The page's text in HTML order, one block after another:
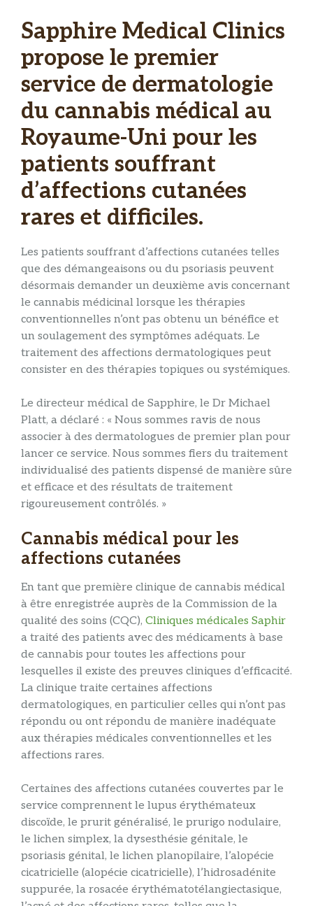
Sapphire Medical Clinics
propose le premier
service de dermatologie
du cannabis médical au
Royaume-Uni pour les
patients souffrant
d’affections cutanées
rares et difficiles.
Les patients souffrant d’affections cutanées telles
que des démangeaisons ou du psoriasis peuvent
désormais demander un deuxième avis concernant
le cannabis médicinal lorsque les thérapies
conventionnelles n’ont pas obtenu un bénéfice et
un soulagement des symptômes adéquats. Le
traitement des affections dermatologiques peut
consister en des thérapies topiques ou systémiques.
Le directeur médical de Sapphire, le Dr Michael
Platt, a déclaré : « Nous sommes ravis de nous
associer à des dermatologues de premier plan pour
lancer ce service. Nous sommes fiers du traitement
individualisé des patients dispensé de manière sûre
et efficace et des résultats de traitement
rigoureusement contrôlés. »
Cannabis médical pour les
affections cutanées
En tant que première clinique de cannabis médical
à être enregistrée auprès de la Commission de la
qualité des soins (CQC), Cliniques médicales Saphir
a traité des patients avec des médicaments à base
de cannabis pour toutes les affections pour
lesquelles il existe des preuves cliniques d’efficacité.
La clinique traite certaines affections
dermatologiques, en particulier celles qui n’ont pas
répondu ou ont répondu de manière inadéquate
aux thérapies médicales conventionnelles et les
affections rares.
Certaines des affections cutanées couvertes par le
service comprennent le lupus érythémateux
discoïde, le prurit généralisé, le prurigo nodulaire,
le lichen simplex, la dysesthésie génitale, le
psoriasis génital, le lichen planopilaire, l’alopécie
cicatricielle (alopécie cicatricielle), l’hidrosadénite
suppurée, la rosacée érythématotélangiectasique,